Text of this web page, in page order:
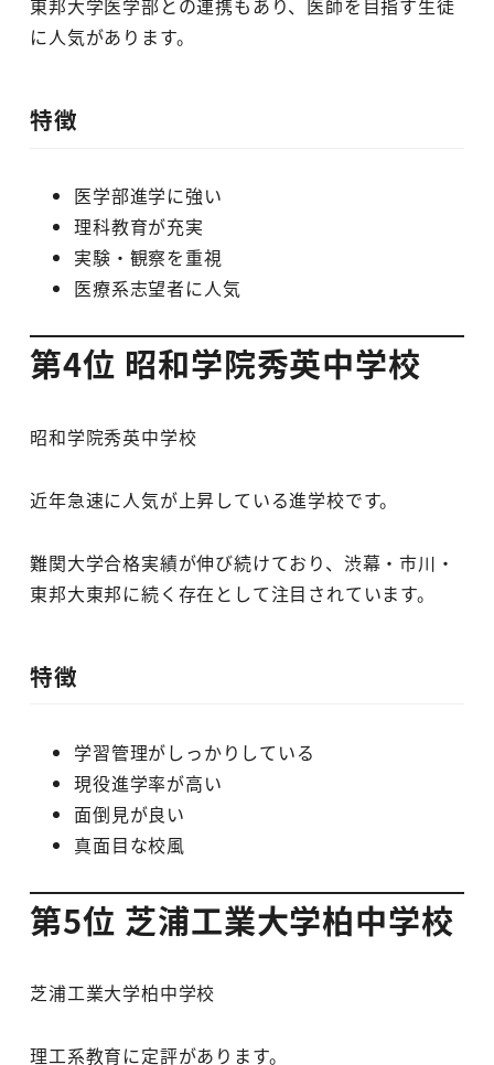
東邦大学医学部との連携もあり、医師を目指す生徒
に人気があります。
特徴
医学部進学に強い
理科教育が充実
実験・観察を重視
医療系志望者に人気
第4位 昭和学院秀英中学校
昭和学院秀英中学校
近年急速に人気が上昇している進学校です。
難関大学合格実績が伸び続けており、渋幕・市川・
東邦大東邦に続く存在として注目されています。
特徴
学習管理がしっかりしている
現役進学率が高い
面倒見が良い
真面目な校風
第5位 芝浦工業大学柏中学校
芝浦工業大学柏中学校
理工系教育に定評があります。